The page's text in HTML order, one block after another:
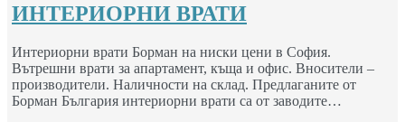
ИНТЕРИОРНИ ВРАТИ
Интериорни врати Борман на ниски цени в София.
Вътрешни врати за апартамент, къща и офис. Вносители –
производители. Наличности на склад. Предлаганите от
Борман България интериорни врати са от заводите…